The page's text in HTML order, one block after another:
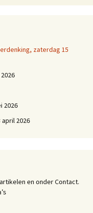
zaterdag 15
2026
april 2026
en onder Contact.